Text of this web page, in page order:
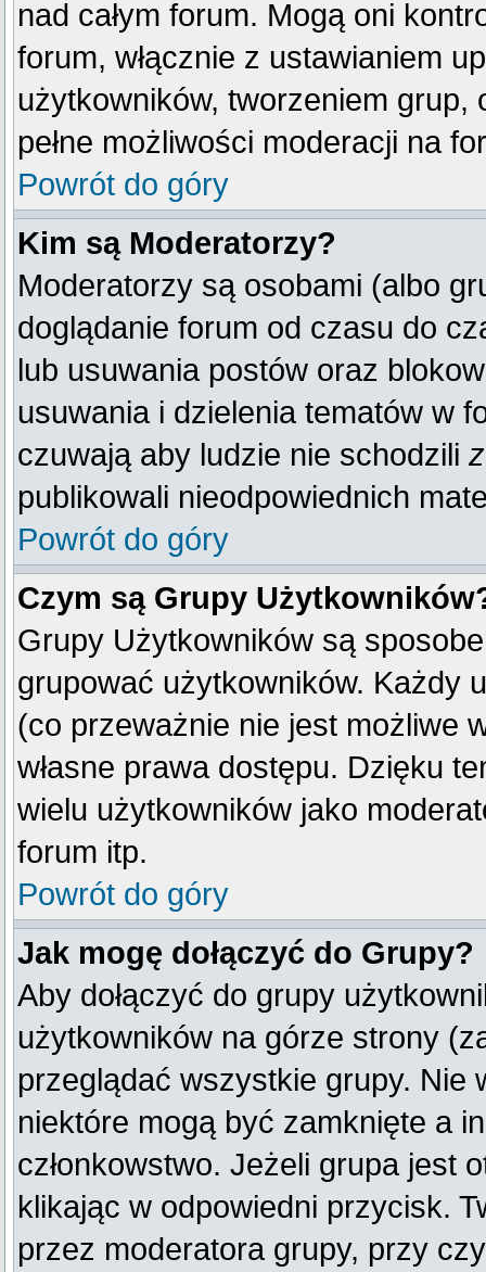
nad całym forum. Mogą oni
forum, włącznie z ustawianiem
użytkowników, tworzeniem
pełne możliwości moderacji na
Powrót do góry
Kim są Moderatorzy?
Moderatorzy są osobami (albo
doglądanie forum od czasu do
lub usuwania postów oraz
usuwania i dzielenia tematów w
czuwają aby ludzie nie schodzili
publikowali nieodpowiednich
Powrót do góry
Czym są Grupy
Grupy Użytkowników są
grupować użytkowników. Każdy
(co przeważnie nie jest możliwe
własne prawa dostępu. Dzięku
wielu użytkowników jako
forum itp.
Powrót do góry
Jak mogę dołączyć do Grupy?
Aby dołączyć do grupy
użytkowników na górze strony
przeglądać wszystkie grupy. Nie
niektóre mogą być zamknięte a
członkowstwo. Jeżeli grupa jest
klikając w odpowiedni przycisk.
przez moderatora grupy, przy